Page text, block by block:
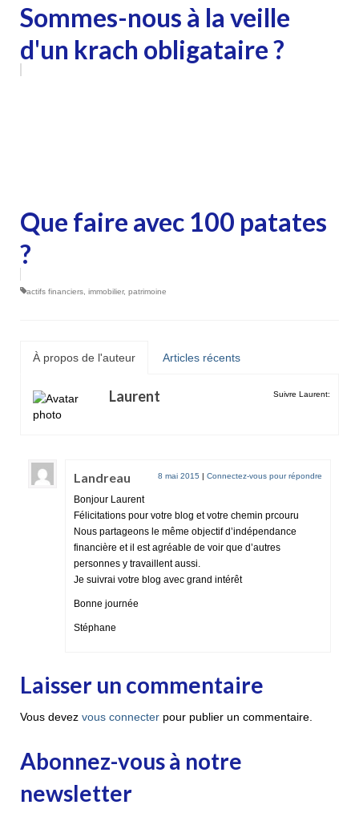
Sommes-nous à la veille
d'un krach obligataire ?
Que faire avec 100 patates
?
actifs financiers immobilier, patrimoine
À propos de l'auteur Articles récents
Suivre Laurent:
Laurent
Landreau 8 mai 2015 | Connectez-vous pour répondre
Bonjour Laurent
Félicitations pour votre blog et votre chemin prcouru
Nous partageons le même objectif d’indépendance
financière et il est agréable de voir que d’autres
personnes y travaillent aussi.
Je suivrai votre blog avec grand intérêt
Bonne journée
Stéphane
Laisser un commentaire
Vous devez vous connecter pour publier un commentaire.
Abonnez-vous à notre
newsletter